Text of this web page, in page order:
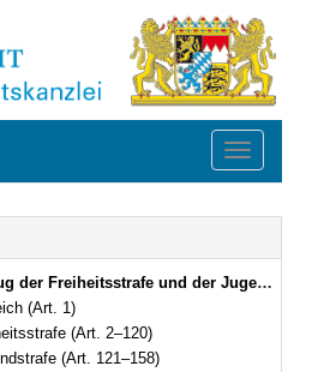
Toggle
Strafvollzugsgesetz – BayStVollzG) Vom 10. Dezember 2007 (GVBl. S. 866) BayRS 312-2-1-J (Art. 1–209)
(Art. 1)
(Art. 2–120)
(Art. 121–158)